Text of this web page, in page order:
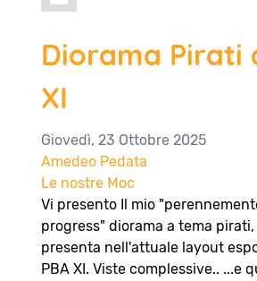
Diorama Pirati
XI
Giovedì, 23 Ottobre 2025
Amedeo Pedata
Le nostre Moc
Vi presento Il mio
progress" diorama a tema pirati,
presenta nell'attuale layout
PBA XI. Viste complessive.. ...e